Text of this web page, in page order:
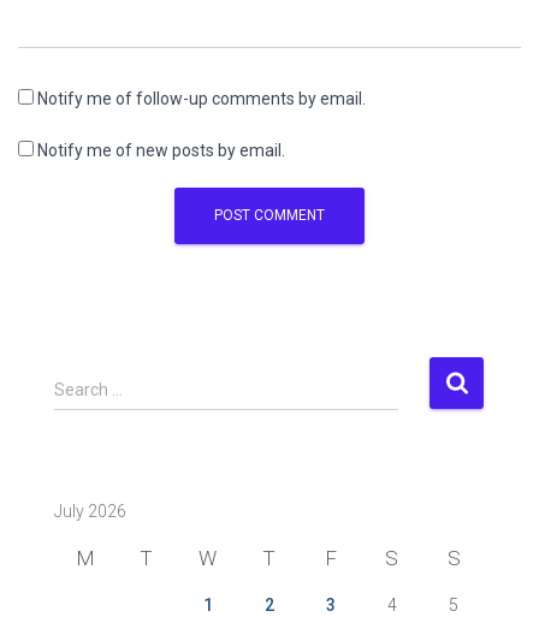
Notify me of follow-up comments by email.
Notify me of new posts by email.
S
e
h
Search …
July 2026
M T W T F S S
1 2 3 4 5